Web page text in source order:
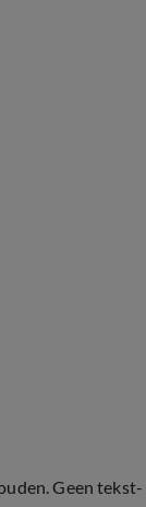
Geen tekst-